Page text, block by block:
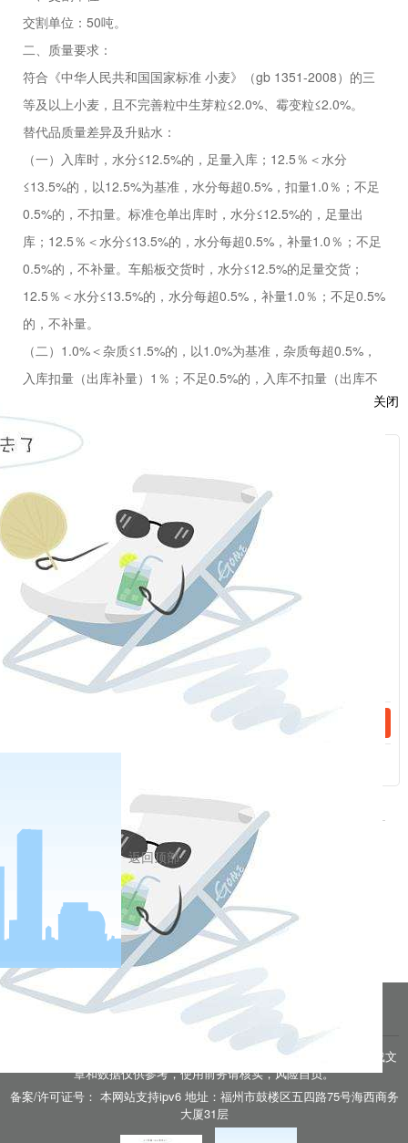
交割单位： 50吨。
二、质量要求：
符合《中华人民共和国国家标准 小麦》（gb 1351-2008）的三
等及以上小麦，且不完善粒中生芽粒≤2.0%、霉变粒≤2.0%。
替代品质量差异及升贴水：
（一）入库时，水分≤12.5%的，足量入库； 12.5％＜水分
≤13.5%的，以12.5%为基准，水分每超0.5% ，扣量1.0％；不足
0.5%的，不扣量。标准仓单出库时，水分≤12.5%的，足量出
库； 12.5％＜水分≤13.5%的，水分每超0.5% ，补量1.0％；不足
0.5%的，不补量。车船板交货时，水分≤12.5%的足量交货；
12.5％＜水分≤13.5%的，水分每超0.5% ，补量1.0％；不足0.5%
的，不补量。
（二） 1.0% ＜杂质≤1.5%的，以1.0%为基准，杂质每超0.5% ，
入库扣量（出库补量） 1 ％；不足0.5%的，入库不扣量（出库不
（三）8.0%
超1.0%，入库扣量（出库补量）
理。
接收、存储、发运要求：普麦接收、储存、发运采用散粮方式。
三、指定交割仓（厂）库
指定交割仓库和指定厂库由交易所指定并另行公告，异地交割仓
库升贴水标准由交易所规定并公告，详见附录二。
附录一：郑州商品交易所普麦交割费用明细：
附录二：郑州商品交易所指定普麦交割库及升贴水
/upload/edit/file/20200208/20200208100742_10901.xlsx
附录三：郑州商品交易所指定普麦质检机构：
2020-06-16
分享到
pa凯发真人网娱乐的友情链接： |
|
pa凯发真人网娱乐 copyright © 2016 福能期货股份有限公司 本网站所载文
章和数据仅供参考，使用前务请核实，风险自负。
备案/许可证号： 本网站支持ipv6 地址：福州市鼓楼区五四路75号海西商务
大厦31层
关闭
返回顶部